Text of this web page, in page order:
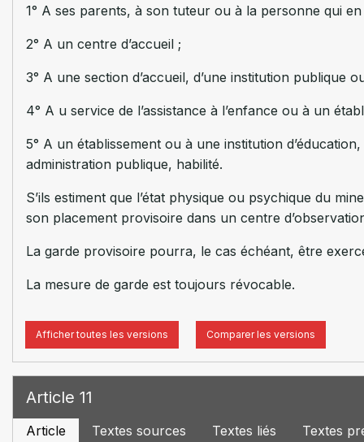
1° A ses parents, à son tuteur ou à la personne qui
2° A un centre d’accueil ;
3° A une section d’accueil, d’une institution publique
4° A u service de l’assistance à l’enfance ou à un
5° A un établissement ou à une institution
administration publique, habilité.
S’ils estiment que l’état physique ou psychique du
son placement provisoire dans un centre
La garde provisoire pourra, le cas échéant, être
La mesure de garde est toujours révocable.
Afficher toutes les versions Comparer les versions
Article 11
Article Textes sources Textes liés Textes